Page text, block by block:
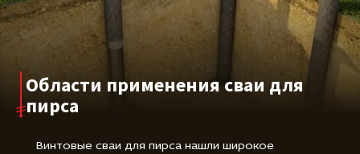
Области применения сваи для
пирса
Винтовые сваи для пирса нашли широкое